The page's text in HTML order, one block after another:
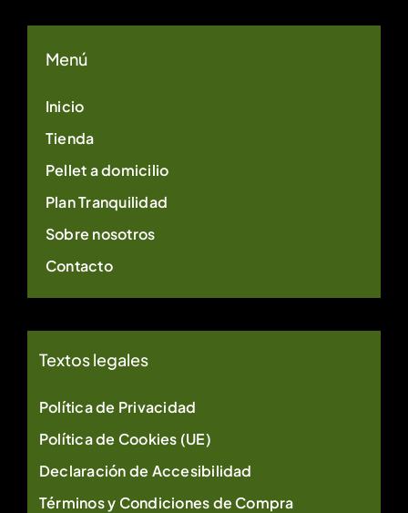
Menú
Inicio
Tienda
Pellet a domicilio
Plan Tranquilidad
Sobre nosotros
Contacto
Textos legales
Política de Privacidad
Política de Cookies (UE)
Declaración de Accesibilidad
Términos y Condiciones de Compra